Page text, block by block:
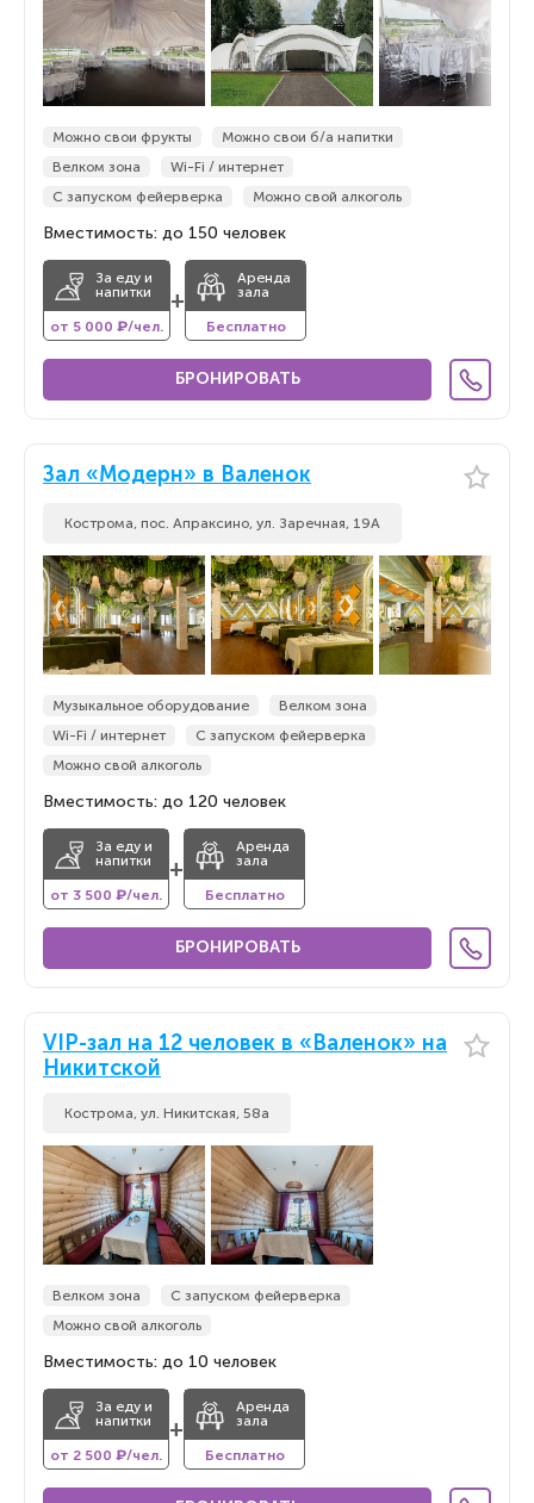
Можно свои фрукты
Можно свои б/а напитки
Велком зона
Wi-Fi / интернет
С запуском фейерверка
Можно свой алкоголь
Вместимость: до 150 человек
За еду и
напитки
от 5 000 ₽/чел.
+
Аренда
зала
Бесплатно
БРОНИРОВАТЬ
Зал «Модерн» в Валенок
Кострома, пос. Апраксино, ул. Заречная, 19А
Музыкальное оборудование
Велком зона
Wi-Fi / интернет
С запуском фейерверка
Можно свой алкоголь
Вместимость: до 120 человек
За еду и
напитки
от 3 500 ₽/чел.
+
Аренда
зала
Бесплатно
БРОНИРОВАТЬ
VIP-зал на 12 человек в «Валенок» на
Никитской
Кострома, ул. Никитская, 58а
Велком зона
С запуском фейерверка
Можно свой алкоголь
Вместимость: до 10 человек
За еду и
напитки
от 2 500 ₽/чел.
+
Аренда
зала
Бесплатно